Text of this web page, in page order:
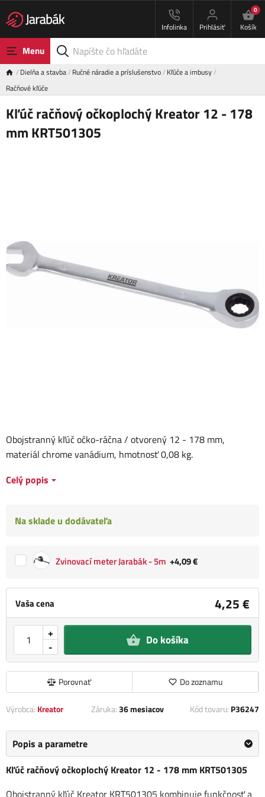
Infolinka Prihlásiť
0
Košík
Menu
Dielňa a stavba Ručné náradie a príslušenstvo Kľúče a imbusy
Račňové kľúče
Kľúč račňový očkoplochý Kreator 12 - 178
mm KRT501305
Vaša cena 4,25 €
-
+ Do košíka
Porovnať Do zoznamu
Obojstranný kľúč očko-ráčna / otvorený 12 - 178 mm,
materiál chrome vanádium, hmotnosť 0,08 kg.
Celý popis
Na sklade u dodávateľa
Zvinovací meter Jarabák - 5m +4,09 €
Výrobca: Kreator Záruka:36 mesiacov Kód tovaru: P36247
Popis a parametre
Kľúč račňový očkoplochý Kreator 12 - 178 mm KRT501305
Obojstranný kľúč Kreator KRT501305 kombinuje funkčnosť a